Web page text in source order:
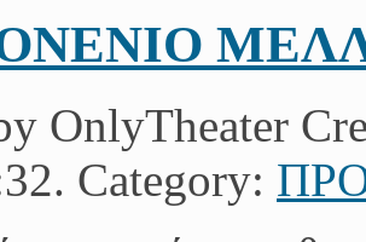
OnlyTheater
Category: